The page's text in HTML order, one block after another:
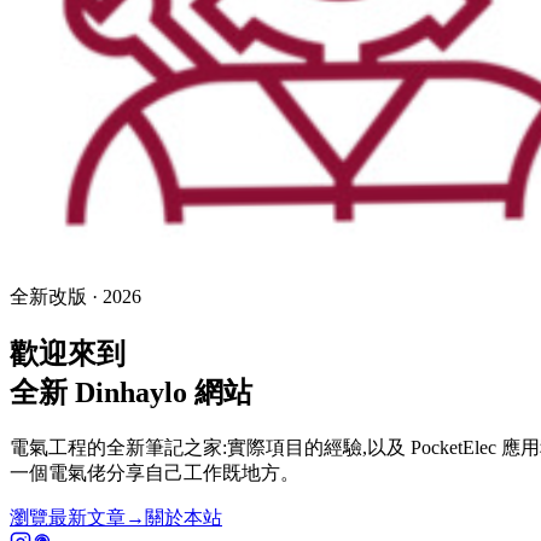
全新改版 · 2026
歡迎來到
全新 Dinhaylo 網站
電氣工程的全新筆記之家:實際項目的經驗,以及 PocketElec 應
一個電氣佬分享自己工作既地方。
瀏覽最新文章→ 關於本站